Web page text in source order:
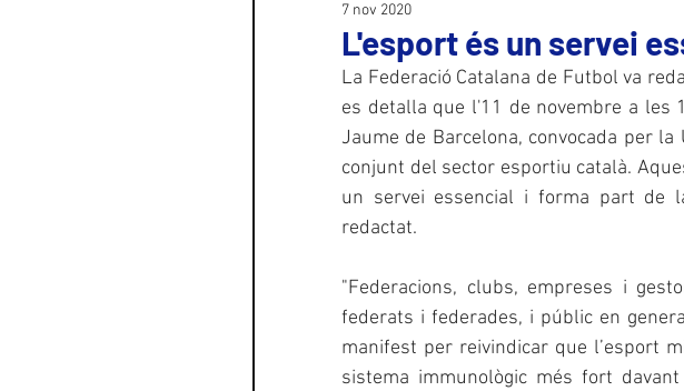
L'esport és un servei
7 nov 2020
La Federació Catalana de Futbol va
es detalla que l'11 de novembre a les
Jaume de Barcelona, convocada per la
conjunt del sector esportiu català.
un servei essencial i forma part de
redactat.
"Federacions, clubs, empreses i
federats i federades, i públic en
manifest per reivindicar que l’esport
sistema immunològic més fort